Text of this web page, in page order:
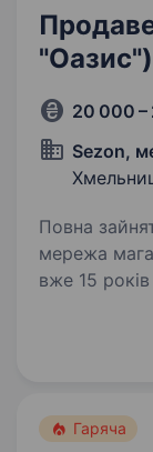
"Оазис")
20 000 –
Sezon,
Повна зайнятість. Компанія
мережа
вже 15
жіночого
Гаряча